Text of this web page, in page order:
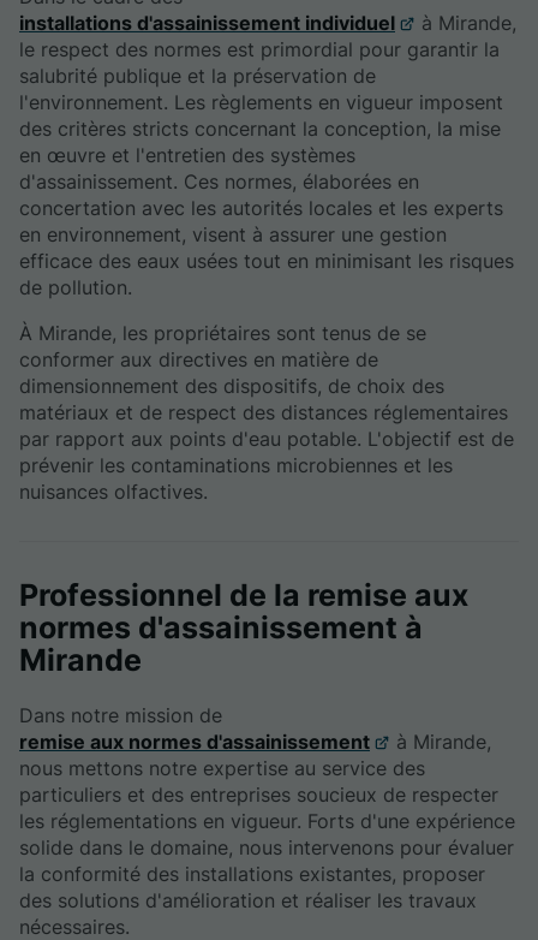
installations d'assainissement individuel
à Mirande,
le respect des normes est primordial pour garantir la
salubrité publique et la préservation de
l'environnement. Les règlements en vigueur imposent
des critères stricts concernant la conception, la mise
en œuvre et l'entretien des systèmes
d'assainissement. Ces normes, élaborées en
concertation avec les autorités locales et les experts
en environnement, visent à assurer une gestion
efficace des eaux usées tout en minimisant les risques
de pollution.
À Mirande, les propriétaires sont tenus de se
conformer aux directives en matière de
dimensionnement des dispositifs, de choix des
matériaux et de respect des distances réglementaires
par rapport aux points d'eau potable. L'objectif est de
prévenir les contaminations microbiennes et les
nuisances olfactives.
Professionnel de la remise aux
normes d'assainissement à
Mirande
Dans notre mission de
remise aux normes d'assainissement
à Mirande,
nous mettons notre expertise au service des
particuliers et des entreprises soucieux de respecter
les réglementations en vigueur. Forts d'une expérience
solide dans le domaine, nous intervenons pour évaluer
la conformité des installations existantes, proposer
des solutions d'amélioration et réaliser les travaux
nécessaires.